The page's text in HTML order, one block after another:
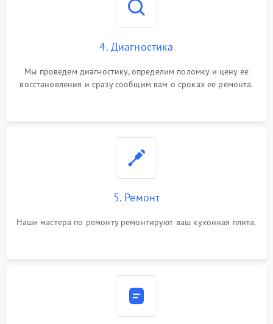
4. Диагностика
Мы проведем диагностику, определим поломку и цену ее
восстановления и сразу сообщим вам о сроках ее ремонта.
5. Ремонт
Наши мастера по ремонту ремонтируют ваш кухонная плита.